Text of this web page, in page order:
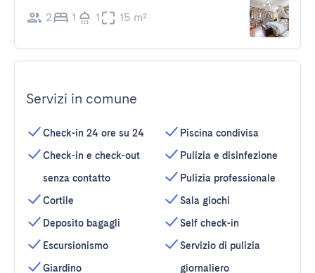
2 1 1 15 m²
Servizi in comune
Check-in 24 ore su 24
Check-in e check-out
senza contatto
Cortile
Deposito bagagli
Escursionismo
Giardino
Piscina condivisa
Pulizia e disinfezione
Pulizia professionale
Sala giochi
Self check-in
Servizio di pulizia
giornaliero